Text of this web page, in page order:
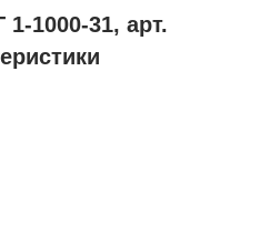
1000-31, арт.